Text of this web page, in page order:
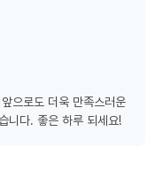
으로도 더욱 만족스러운
니다. 좋은 하루 되세요!